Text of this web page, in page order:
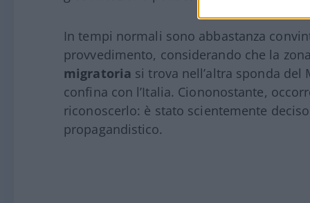
In tempi normali sono abbastanza
provvedimento, considerando che la
migratoria si trova nell’altra sponda del
confina con l’Italia. Ciononostante,
riconoscerlo: è stato scientemente
propagandistico.